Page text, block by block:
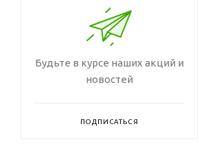
Будьте в курсе наших акций и
новостей
ПОДПИСАТЬСЯ